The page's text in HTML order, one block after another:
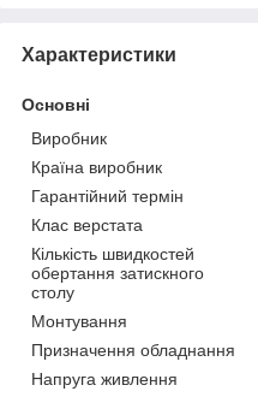
Характеристики
Основні
Виробник
Країна виробник
Гарантійний термін
Клас верстата
Кількість швидкостей
обертання затискного
столу
Монтування
Призначення обладнання
Напруга живлення